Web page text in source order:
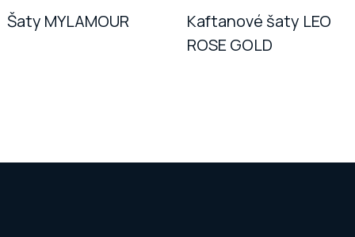
Šaty MYLAMOUR
Kaftanové šaty LEO
ROSE GOLD